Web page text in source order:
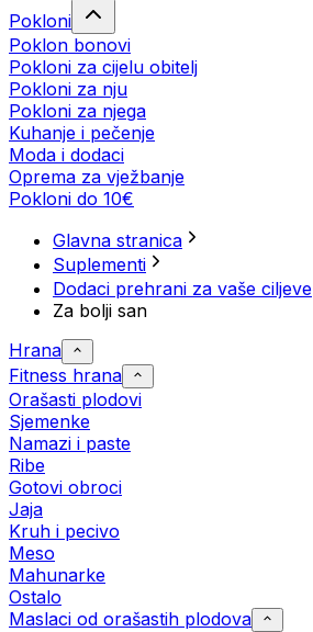
Pokloni
Poklon bonovi
Pokloni za cijelu obitelj
Pokloni za nju
Pokloni za njega
Kuhanje i pečenje
Moda i dodaci
Oprema za vježbanje
Pokloni do 10€
Glavna stranica
Suplementi
Dodaci prehrani za vaše ciljeve
Za bolji san
Hrana
Fitness hrana
Orašasti plodovi
Sjemenke
Namazi i paste
Ribe
Gotovi obroci
Jaja
Kruh i pecivo
Meso
Mahunarke
Ostalo
Maslaci od orašastih plodova